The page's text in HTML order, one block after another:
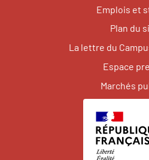
Emplois et
Plan du
La lettre du
Espace
Marchés